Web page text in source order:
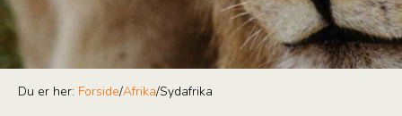
Du er her: Forside/Afrika/Sydafrika